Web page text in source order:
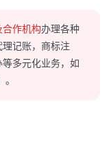
合作机构办理各种
记账，商标注
多元化业务，如
。